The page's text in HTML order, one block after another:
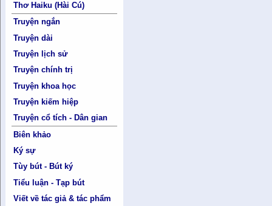
Thơ Haiku (Hài Cú)
Truyện ngắn
Truyện dài
Truyện lịch sử
Truyện chính trị
Truyện khoa học
Truyện kiếm hiệp
Truyện cổ tích - Dân gian
Biên khảo
Ký sự
Tùy bút - Bút ký
Tiểu luận - Tạp bút
Viết về tác giả & tác phẩm